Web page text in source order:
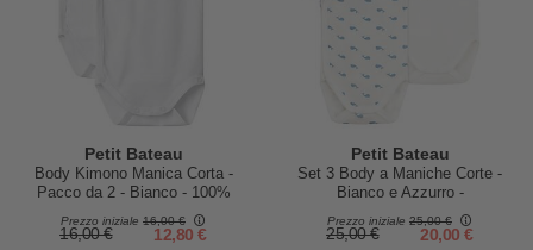
Petit Bateau
Body Kimono Manica Corta -
Pacco da 2 - Bianco - 100%
Prezzo iniziale 16,00 €
16,00 € 12,80 €
Petit Bateau
Set 3 Body a Maniche Corte -
Bianco e Azzurro -
Millerighe/Balene - 100%
Cotone
Prezzo iniziale 25,00 €
25,00 € 20,00 €